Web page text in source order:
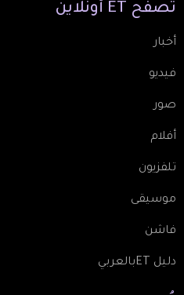
تصفّح ET أونلاين
أخبار
فيديو
صور
أفلام
تلفزيون
موسيقى
فاشن
دليل ETبالعربي